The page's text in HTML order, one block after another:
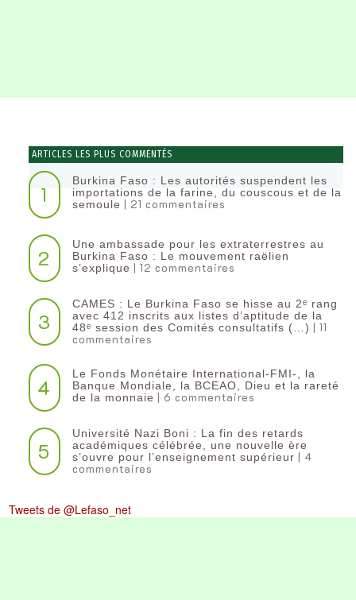
ARTICLES LES PLUS COMMENTÉS
1
Burkina Faso : Les autorités suspendent les
importations de la farine, du couscous et de la
semoule | 21 commentaires
2
Une ambassade pour les extraterrestres au
Burkina Faso : Le mouvement raëlien
s’explique | 12 commentaires
3
CAMES : Le Burkina Faso se hisse au 2ᵉ rang
avec 412 inscrits aux listes d’aptitude de la
48ᵉ session des Comités consultatifs (…) | 11
commentaires
4
Le Fonds Monétaire International-FMI-, la
Banque Mondiale, la BCEAO, Dieu et la rareté
de la monnaie | 6 commentaires
5
Université Nazi Boni : La fin des retards
académiques célébrée, une nouvelle ère
s’ouvre pour l’enseignement supérieur | 4
commentaires
Tweets de @Lefaso_net